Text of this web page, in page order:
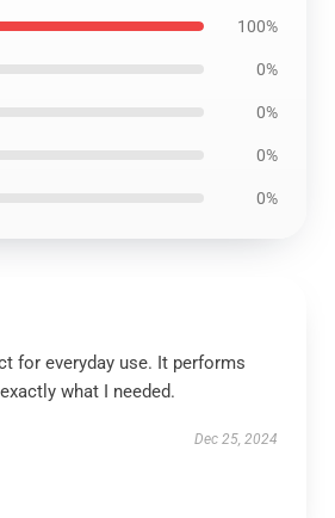
100%
0%
0%
0%
0%
for everyday use. It performs
what I needed.
Dec 25, 2024